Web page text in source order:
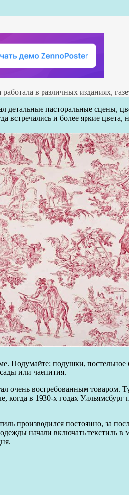
в различных изданиях,
детальные пасторальные сцены,
встречались и более яркие
Подумайте: подушки,
или чаепития.
востребованным товаром.
в 1930-х годах
производился постоянно, за
начали включать текстиль